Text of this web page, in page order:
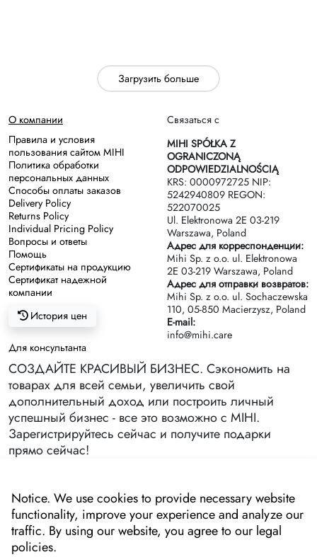
Загрузить больше
О компании
Правила и условия
пользования сайтом MIHI
Политика обработки
персональных данных
Способы оплаты заказов
Delivery Policy
Returns Policy
Individual Pricing Policy
Вопросы и ответы
Помощь
Сертификаты на продукцию
Сертификат надежной
компании
История цен
Связаться с
MIHI SPÓŁKA Z
OGRANICZONĄ
ODPOWIEDZIALNOŚCIĄ
KRS: 0000972725 NIP:
5242940809 REGON:
522070025
Ul. Elektronowa 2Е 03-219
Warszawa, Poland
Адрес для корреспонденции:
Mihi Sp. z o.o. ul. Elektronowa
2Е 03-219 Warszawa, Poland
Адрес для отправки возвратов:
Mihi Sp. z o.o. ul. Sochaczewska
110, 05-850 Macierzysz, Poland
E-mail:
info@mihi.care
Для консультанта
СОЗДАЙТЕ КРАСИВЫЙ БИЗНЕС. Сэкономить на
товарах для всей семьи, увеличить свой
дополнительный доход или построить личный
успешный бизнес - все это возможно с MIHI.
Зарегистрируйтесь сейчас и получите подарки
прямо сейчас!
Notice. We use cookies to provide necessary website
functionality, improve your experience and analyze our
traffic. By using our website, you agree to our legal
policies.